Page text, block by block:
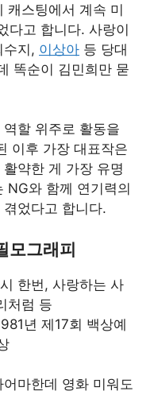
캐스팅에서 계속 미
다고 합니다. 사랑이
수지, 이상아 등 당대
똑순이 김민희만 묻
할 위주로 활동을
이후 가장 대표작은
약한 게 가장 유명
NG와 함께 연기력의
었다고 합니다.
모그래피
한번, 사랑하는 사
처럼 등
년 제17회 백상예
마한데 영화 미워도